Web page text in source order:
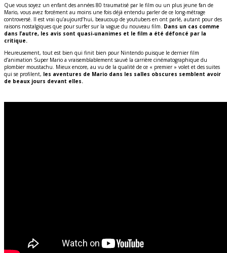
Que vous soyez un enfant des années 80 traumatisé par le film ou un plus jeune fan de
Mario, vous avez forcément au moins une fois déjà entendu parler de ce long-métrage
controversé. Il est vrai qu’aujourd’hui, beaucoup de youtubers en ont parlé, autant pour des
raisons nostalgiques que pour surfer sur la vague du nouveau film. Dans un cas comme
dans l’autre, les avis sont quasi-unanimes et le film a été défoncé par la
critique.
Heureusement, tout est bien qui finit bien pour Nintendo puisque le dernier film
d’animation Super Mario a vraisemblablement sauvé la carrière cinématographique du
plombier moustachu. Mieux encore, au vu de la qualité de ce « premier » volet et des suites
qui se profilent, les aventures de Mario dans les salles obscures semblent avoir
de beaux jours devant elles.